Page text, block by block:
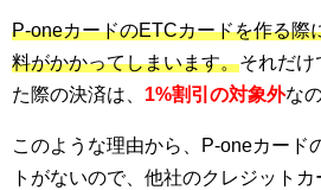
P-oneカードのETCカードを作る際
料がかかってしまいます。それだけ
た際の決済は、 1%割引の対象外な
このような理由から、P-oneカード
トがないので、他社のクレジット